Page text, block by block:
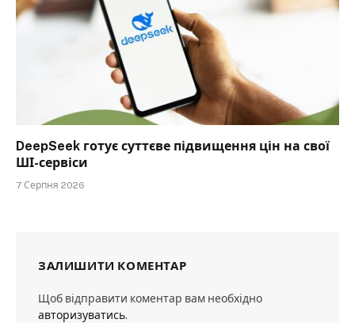
DeepSeek готує суттєве підвищення цін на свої
ШІ-сервіси
7 Серпня 2026
ЗАЛИШИТИ КОМЕНТАР
Щоб відправити коментар вам необхідно
авторизуватись.